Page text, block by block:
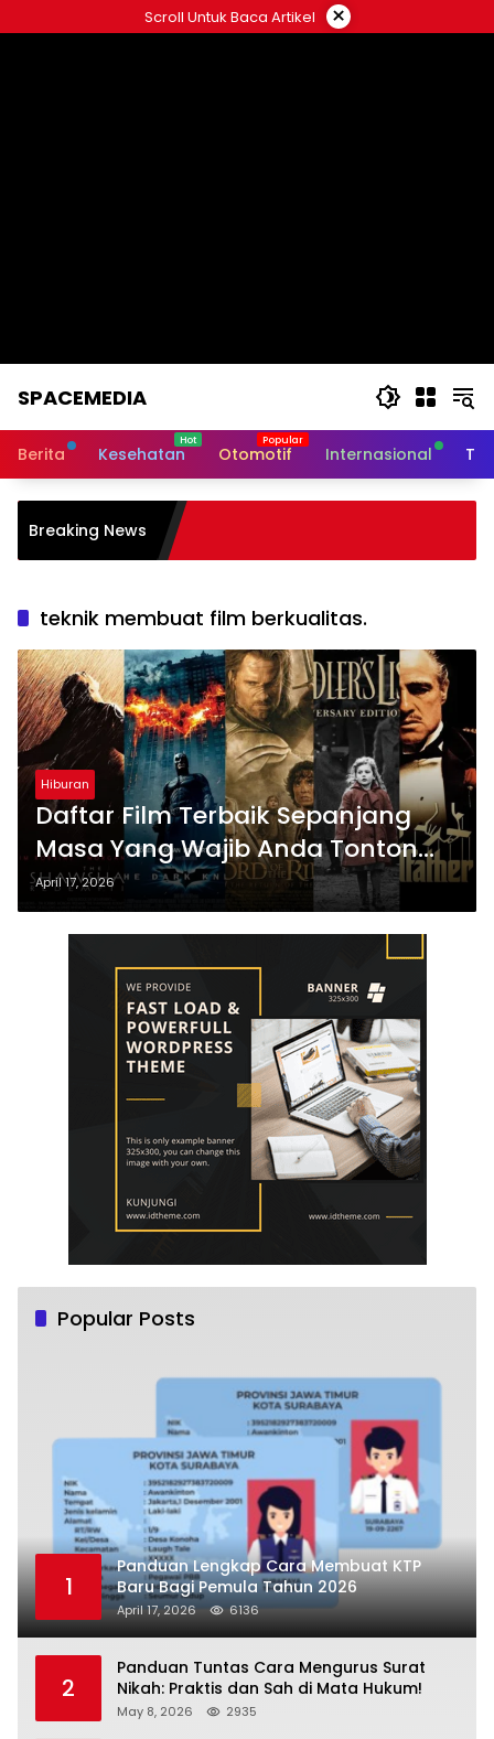
to
Scroll Untuk Baca Artikel ×
SPACEMEDIA
Berita Kesehatan Otomotif Internasional
Breaking News
Literasi Membaca
teknik membuat film berkualitas.
Hiburan
Daftar Film Terbaik Sepanjang
Masa Yang Wajib Anda Tonton
Segera
April 17, 2026
Popular Posts
1
Panduan Lengkap Cara Membuat KTP
Baru Bagi Pemula Tahun 2026
April 17, 2026 6136
2
Panduan Tuntas Cara Mengurus Surat
Nikah: Praktis dan Sah di Mata Hukum!
May 8, 2026 2935